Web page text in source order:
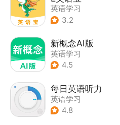
英语学习
3.2
新概念AI版
英语学习
4.5
每日英语听力
英语学习
4.8